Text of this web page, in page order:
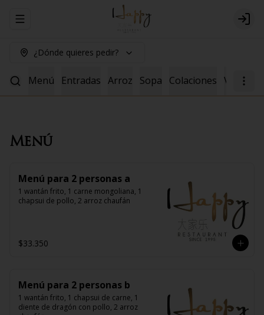
Abrir menu de navegación Login
¿Dónde quieres pedir?
Menú Entradas Arroz Sopa Colaciones Vacuno
Menú
Menú para 2 personas a
1 wantán frito, 1 carne mongoliana, 1
chapsui de pollo, 2 arroz chaufán
$33.350
Menú para 2 personas b
1 wantán frito, 1 chapsui de carne, 1
diente de dragón con pollo, 2 arroz